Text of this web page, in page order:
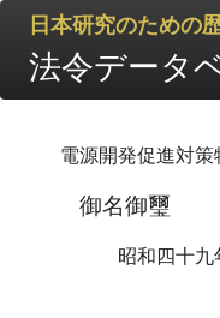
日本研究のための
法令データ
電源開発促進対策
御名御璽
昭和四十九